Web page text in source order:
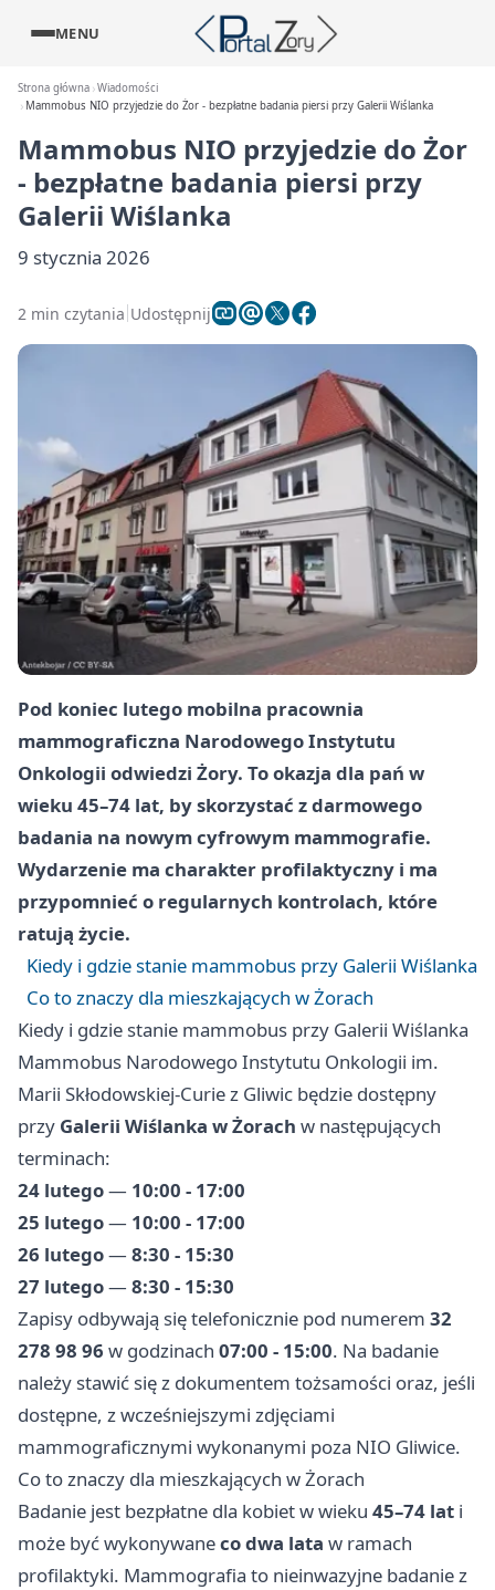
MENU
Strona główna Wiadomości
Mammobus NIO przyjedzie do Żor - bezpłatne badania piersi przy Galerii Wiślanka
Mammobus NIO przyjedzie do Żor
- bezpłatne badania piersi przy
Galerii Wiślanka
9 stycznia 2026
2 min czytania Udostępnij
Pod koniec lutego mobilna pracownia
mammograficzna Narodowego Instytutu
Onkologii odwiedzi Żory. To okazja dla pań w
wieku 45–74 lat, by skorzystać z darmowego
badania na nowym cyfrowym mammografie.
Wydarzenie ma charakter profilaktyczny i ma
przypomnieć o regularnych kontrolach, które
ratują życie.
Kiedy i gdzie stanie mammobus przy Galerii Wiślanka
Co to znaczy dla mieszkających w Żorach
Kiedy i gdzie stanie mammobus przy Galerii Wiślanka
Mammobus Narodowego Instytutu Onkologii im.
Marii Skłodowskiej-Curie z Gliwic będzie dostępny
przy Galerii Wiślanka w Żorach w następujących
terminach:
24 lutego— 10:00 - 17:00
25 lutego— 10:00 - 17:00
26 lutego— 8:30 - 15:30
27 lutego— 8:30 - 15:30
Zapisy odbywają się telefonicznie pod numerem 32
278 98 96 w godzinach 07:00 - 15:00. Na badanie
należy stawić się z dokumentem tożsamości oraz, jeśli
dostępne, z wcześniejszymi zdjęciami
mammograficznymi wykonanymi poza NIO Gliwice.
Co to znaczy dla mieszkających w Żorach
Badanie jest bezpłatne dla kobiet w wieku 45–74 lat i
może być wykonywaneco dwa lata w ramach
profilaktyki. Mammografia to nieinwazyjne badanie z